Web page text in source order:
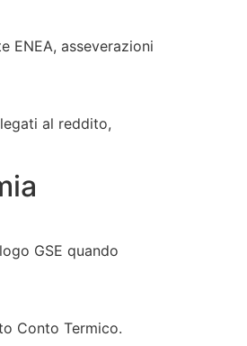
ENEA, asseverazioni
al reddito,
GSE quando
Conto Termico.